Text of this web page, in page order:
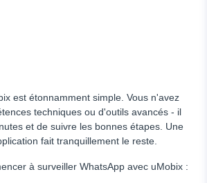
est étonnamment simple. Vous n'avez
techniques ou d'outils avancés - il
et de suivre les bonnes étapes. Une
fait tranquillement le reste.
à surveiller WhatsApp avec uMobix :